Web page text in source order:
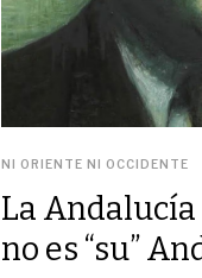
NI ORIENTE NI OCCIDENTE
La
no es “su”